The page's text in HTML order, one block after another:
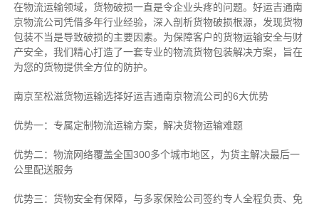
在物流运输领域，货物破损一直是令企业头疼的问题。好运吉通南
京物流公司凭借多年行业经验，深入剖析货物破损根源，发现货物
包装不当是导致破损的主要因素。为保障客户的货物运输安全与财
产安全，我们精心打造了一套专业的物流货物包装解决方案，旨在
为您的货物提供全方位的防护。
南京至松滋货物运输选择好运吉通南京物流公司的6大优势
优势一：专属定制物流运输方案，解决货物运输难题
优势二：物流网络覆盖全国300多个城市地区，为货主解决最后一
公里配送服务
优势三：货物安全有保障，与多家保险公司签约专人全程负责、免